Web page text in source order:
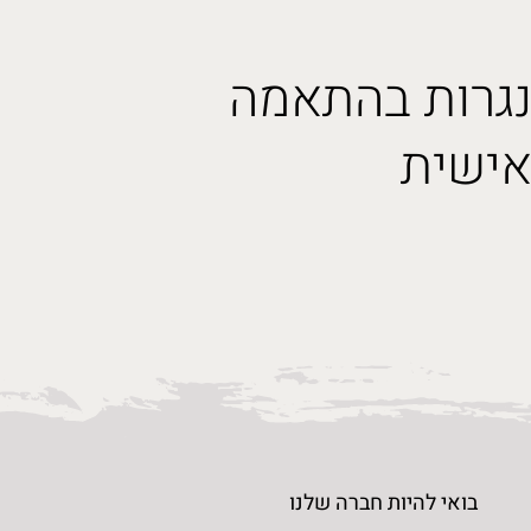
נגרות בהתאמה
אישית
נגרות בהתאמה
אישית
בואי להיות חברה שלנו